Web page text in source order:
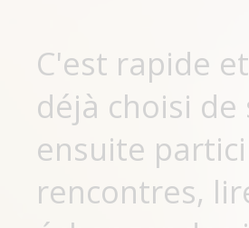
C'est rapide
déjà choisi
ensuite
rencontres,